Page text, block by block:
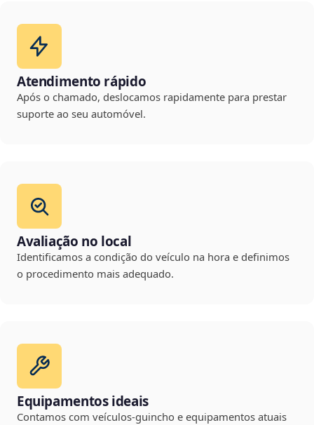
Atendimento rápido
Após o chamado, deslocamos rapidamente para prestar
suporte ao seu automóvel.
Avaliação no local
Identificamos a condição do veículo na hora e definimos
o procedimento mais adequado.
Equipamentos ideais
Contamos com veículos-guincho e equipamentos atuais